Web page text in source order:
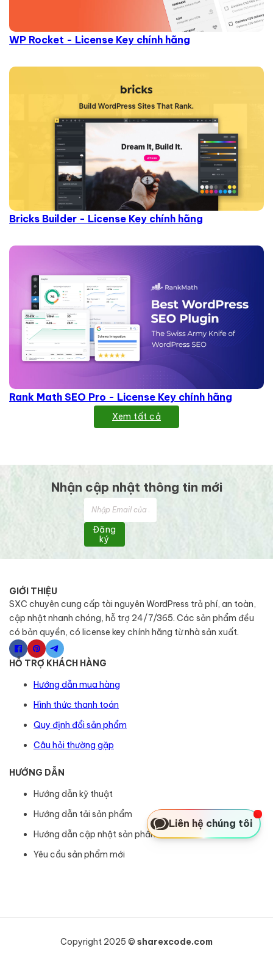
WP Rocket - License Key chính hãng
Bricks Builder - License Key chính hãng
Rank Math SEO Pro - License Key chính hãng
Xem tất cả
Nhận cập nhật thông tin mới
Đăng
ký
GIỚI THIỆU
SXC chuyên cung cấp tài nguyên WordPress trả phí, an toàn,
cập nhật nhanh chóng, hỗ trợ 24/7/365. Các sản phẩm đều
có bản quyền, có license key chính hãng từ nhà sản xuất.
HỖ TRỢ KHÁCH HÀNG
Hướng dẫn mua hàng
Hình thức thanh toán
Quy định đổi sản phẩm
Câu hỏi thường gặp
HƯỚNG DẪN
Hướng dẫn kỹ thuật
Hướng dẫn tải sản phẩm
Hướng dẫn cập nhật sản phẩm
Yêu cầu sản phẩm mới
Copyright 2025 © sharexcode.com
Liên hệ chúng tôi